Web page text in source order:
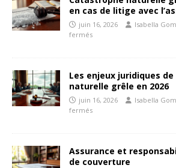
en cas de litige avec
juin 16, 2026 Isabella
fermés
Les enjeux juridiques
naturelle grêle en 2026
juin 16, 2026 Isabella
fermés
Assurance et
de couverture